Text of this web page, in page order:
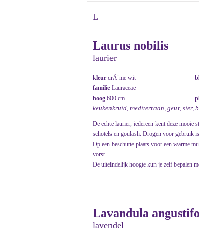
L
Laurus nobilis
laurier
kleur crÃ¨me wit
familie Lauraceae
hoog 600 cm
keukenkruid, mediterraan, geur, sier,
De echte laurier, iedereen kent deze mooie
schotels en goulash. Drogen voor gebruik
Op een beschutte plaats voor een warme
vorst.
De uiteindelijk hoogte kun je zelf bepalen
Lavandula
lavendel